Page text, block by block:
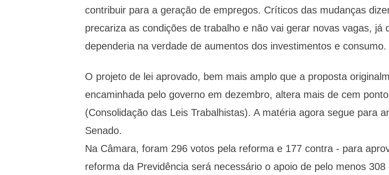
contribuir para a geração de empregos. Críticos das mudanças
precariza as condições de trabalho e não vai gerar novas vagas, já
dependeria na verdade de aumentos dos investimentos e consumo.
O projeto de lei aprovado, bem mais amplo que a proposta
encaminhada pelo governo em dezembro, altera mais de cem
(Consolidação das Leis Trabalhistas). A matéria agora segue para
Senado.
Na Câmara, foram 296 votos pela reforma e 177 contra - para
reforma da Previdência será necessário o apoio de pelo menos 308